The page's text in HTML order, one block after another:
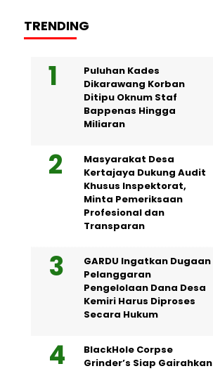
TRENDING
Puluhan Kades
Dikarawang Korban
Ditipu Oknum Staf
Bappenas Hingga
Miliaran
Masyarakat Desa
Kertajaya Dukung Audit
Khusus Inspektorat,
Minta Pemeriksaan
Profesional dan
Transparan
GARDU Ingatkan Dugaan
Pelanggaran
Pengelolaan Dana Desa
Kemiri Harus Diproses
Secara Hukum
BlackHole Corpse
Grinder’s Siap Gairahkan